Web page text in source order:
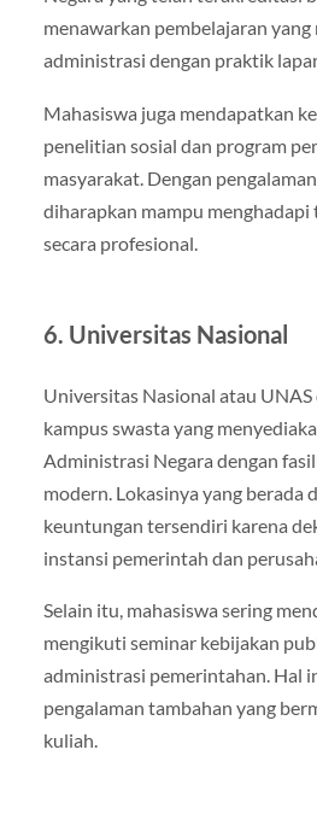
menawarkan pembelajaran
administrasi dengan praktik
Mahasiswa juga mendapatkan
penelitian sosial dan program
masyarakat. Dengan
diharapkan mampu
secara profesional.
6. Universitas Nasional
Universitas Nasional atau
kampus swasta yang
Administrasi Negara dengan
modern. Lokasinya yang berada
keuntungan tersendiri karena
instansi pemerintah dan
Selain itu, mahasiswa sering
mengikuti seminar kebijakan
administrasi pemerintahan. Hal
pengalaman tambahan yang
kuliah.